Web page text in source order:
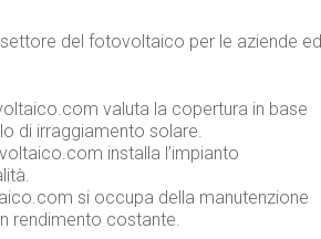
del fotovoltaico per le aziende ed
valuta la copertura in base
di irraggiamento solare.
installa l’impianto
si occupa della manutenzione
rendimento costante.